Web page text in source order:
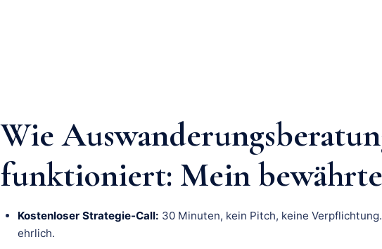
Wie
funktioniert: Mein
Kostenloser Strategie-Call: 30 Minuten, kein Pitch, keine
ehrlich.